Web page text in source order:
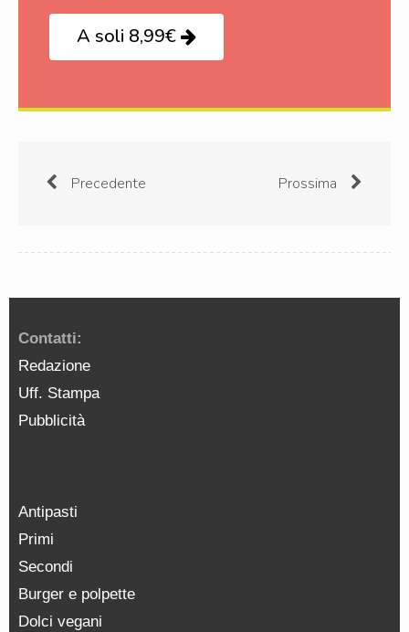
A soli 8,99€
Precedente Prossima
Contatti:
Redazione
Uff. Stampa
Pubblicità
Antipasti
Primi
Secondi
Burger e polpette
Dolci vegani